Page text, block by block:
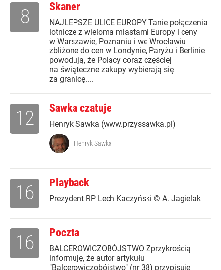
Skaner
NAJLEPSZE ULICE EUROPY Tanie połączenia
lotnicze z wieloma miastami Europy i ceny
w Warszawie, Poznaniu i we Wrocławiu
zbliżone do cen w Londynie, Paryżu i Berlinie
powodują, że Polacy coraz częściej
na świąteczne zakupy wybierają się
za granicę....
8
Sawka czatuje
Henryk Sawka (www.przyssawka.pl)
12
Henryk Sawka
Playback
Prezydent RP Lech Kaczyński © A. Jagielak
16
Poczta
BALCEROWICZOBÓJSTWO Zprzykrością
informuję, że autor artykułu
"Balcerowiczobójstwo" (nr 38) przypisuje
16